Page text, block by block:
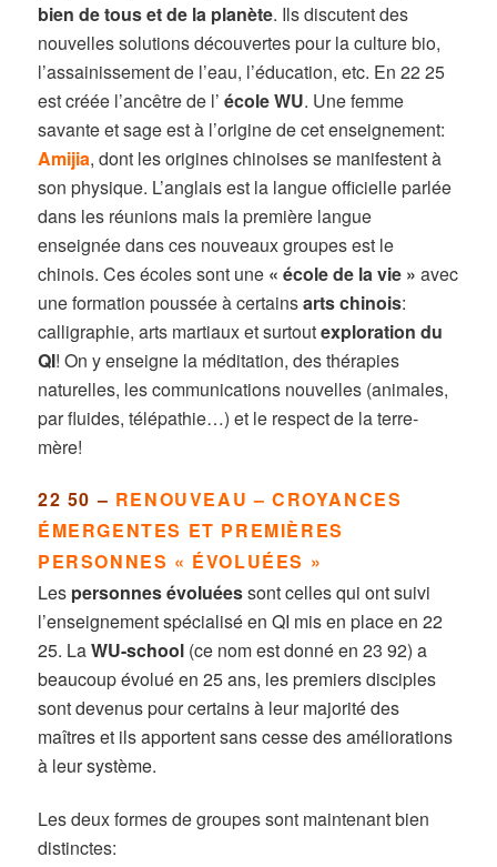
bien de tous et de la planète. Ils discutent des
nouvelles solutions découvertes pour la culture bio,
l’assainissement de l’eau, l’éducation, etc. En 22 25
est créée l’ancêtre de l’ école WU. Une femme
savante et sage est à l’origine de cet enseignement:
Amijia, dont les origines chinoises se manifestent à
son physique. L’anglais est la langue officielle parlée
dans les réunions mais la première langue
enseignée dans ces nouveaux groupes est le
chinois. Ces écoles sont une « école de la vie » avec
une formation poussée à certainsarts chinois:
calligraphie, arts martiaux et surtoutexploration du
QI! On y enseigne la méditation, des thérapies
naturelles, les communications nouvelles (animales,
par fluides, télépathie…) et le respect de la terre-
mère!
22 50 – RENOUVEAU – CROYANCES
ÉMERGENTES ET PREMIÈRES
PERSONNES « ÉVOLUÉES »
Les personnes évoluéessont celles qui ont suivi
l’enseignement spécialisé en QI mis en place en 22
25. LaWU-school (ce nom est donné en 23 92) a
beaucoup évolué en 25 ans, les premiers disciples
sont devenus pour certains à leur majorité des
maîtres et ils apportent sans cesse des améliorations
à leur système.
Les deux formes de groupes sont maintenant bien
distinctes: